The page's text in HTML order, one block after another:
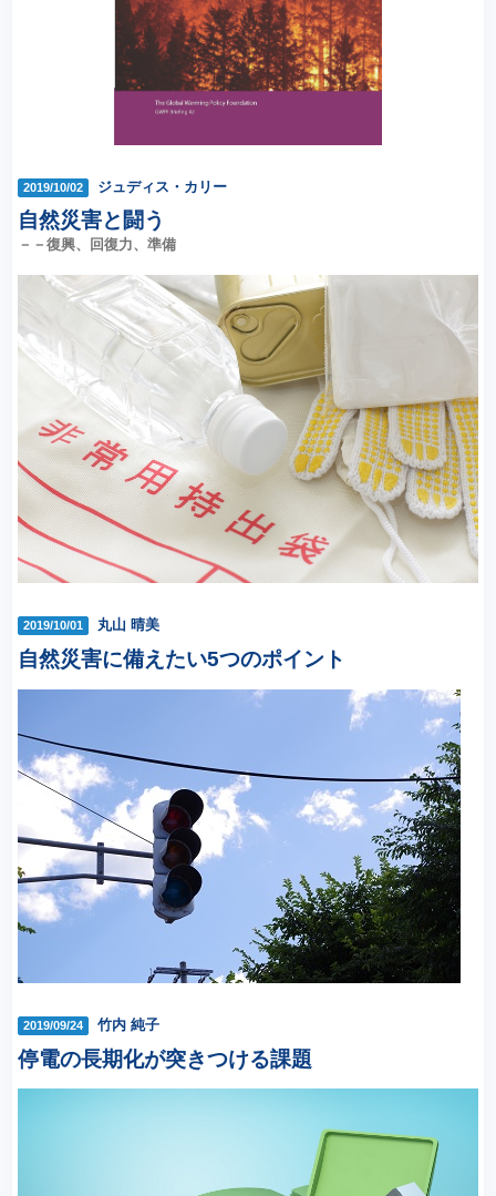
2019/10/02 ジュディス・カリー
自然災害と闘う
－－復興、回復力、準備
2019/10/01 丸山 晴美
自然災害に備えたい5つのポイント
2019/09/24 竹内 純子
停電の長期化が突きつける課題